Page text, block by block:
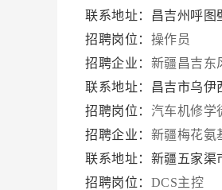
联系地址：昌吉州呼图
招聘岗位： 操作员
招聘企业： 新疆昌吉东
联系地址：昌吉市乌伊
招聘岗位： 汽车机修学
招聘企业： 新疆梅花氨
联系地址：新疆五家渠
招聘岗位： DCS主控